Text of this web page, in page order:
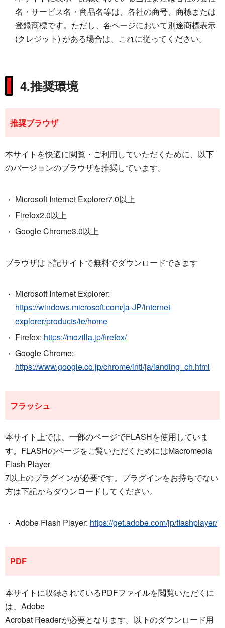
名・サービス名・商品名等は、各社の商号、商標または
登録商標です。ただし、各ページにおいて別途商標表示
(クレジット) がある場合は、これに従ってください。
4.推奨環境
推奨ブラウザ
本サイトを快適に閲覧・ご利用していただくために、以下
のバージョンのブラウザを推奨しています。
Microsoft Internet Explorer7.0以上
Firefox2.0以上
Google Chrome3.0以上
ブラウザは下記サイトで無料でダウンロードできます
Microsoft Internet Explorer:
https://windows.microsoft.com/ja-JP/internet-
explorer/products/ie/home
Firefox: https://mozilla.jp/firefox/
Google Chrome:
https://www.google.co.jp/chrome/intl/ja/landing_ch.html
フラッシュ
本サイト上では、一部のページでFLASHを使用していま
す。FLASHのページをご覧いただくためにはMacromedia
Flash Player
7以上のプラグインが必要です。プラグインをお持ちでない
方は下記からダウンロードしてください。
Adobe Flash Player: https://get.adobe.com/jp/flashplayer/
PDF
本サイトに収録されているPDFファイルを閲覧いただくに
は、Adobe
Acrobat Readerが必要となります。以下のダウンロード用